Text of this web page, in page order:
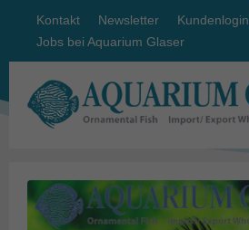
Kontakt Newsletter
Kundenlogin
Jobs bei Aquarium Glaser